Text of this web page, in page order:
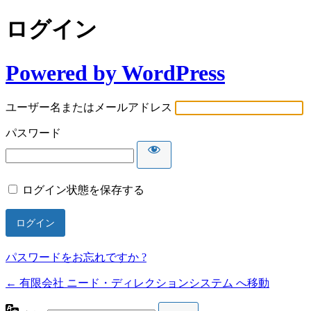
ログイン
Powered by WordPress
ユーザー名またはメールアドレス
パスワード
ログイン状態を保存する
パスワードをお忘れですか ?
← 有限会社 ニード・ディレクションシステム へ移動